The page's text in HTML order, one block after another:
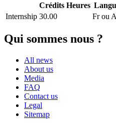
Crédits Heures
Internship 30.00 Fr ou
Qui sommes nous ?
All news
About us
Media
FAQ
Contact us
Legal
Sitemap